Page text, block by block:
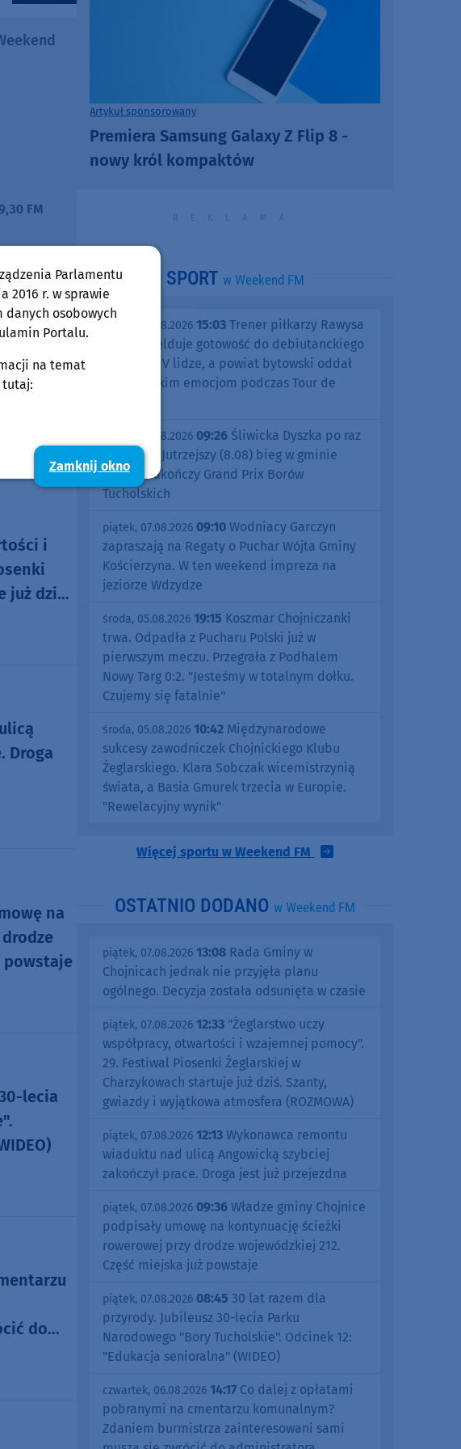
FM
przyjęła
w
i
już dziś.
Droga
na
powstaje
lecia
do
Artykuł sponsorowany
Premiera Samsung Galaxy Z Flip 8 -
nowy król kompaktów
SPORT w Weekend FM
piątek, 07.08.2026 15:03 Trener piłkarzy Rawysa
Raciąż melduje gotowość do debiutanckiego
sezonu w IV lidze, a powiat bytowski oddał
się kolarskim emocjom podczas Tour de
piątek, 07.08.2026 09:26 Śliwicka Dyszka po raz
dziesiąty. Jutrzejszy (8.08) bieg w gminie
Śliwice zakończy Grand Prix Borów
Tucholskich
piątek, 07.08.2026 09:10 Wodniacy Garczyn
zapraszają na Regaty o Puchar Wójta Gminy
Kościerzyna. W ten weekend impreza na
jeziorze Wdzydze
środa, 05.08.2026 19:15 Koszmar Chojniczanki
trwa. Odpadła z Pucharu Polski już w
pierwszym meczu. Przegrała z Podhalem
Nowy Targ 0:2. "Jesteśmy w totalnym dołku.
Czujemy się fatalnie"
środa, 05.08.2026 10:42 Międzynarodowe
sukcesy zawodniczek Chojnickiego Klubu
Żeglarskiego. Klara Sobczak wicemistrzynią
świata, a Basia Gmurek trzecia w Europie.
"Rewelacyjny wynik"
Więcej sportu w Weekend FM
OSTATNIO DODANO w Weekend FM
piątek, 07.08.2026 13:08 Rada Gminy w
Chojnicach jednak nie przyjęła planu
ogólnego. Decyzja została odsunięta w czasie
piątek, 07.08.2026 12:33 "Żeglarstwo uczy
współpracy, otwartości i wzajemnej pomocy".
29. Festiwal Piosenki Żeglarskiej w
Charzykowach startuje już dziś. Szanty,
gwiazdy i wyjątkowa atmosfera (ROZMOWA)
piątek, 07.08.2026 12:13 Wykonawca remontu
wiaduktu nad ulicą Angowicką szybciej
zakończył prace. Droga jest już przejezdna
piątek, 07.08.2026 09:36 Władze gminy Chojnice
podpisały umowę na kontynuację ścieżki
rowerowej przy drodze wojewódzkiej 212.
Część miejska już powstaje
piątek, 07.08.2026 08:45 30 lat razem dla
przyrody. Jubileusz 30-lecia Parku
Narodowego "Bory Tucholskie". Odcinek 12:
"Edukacja senioralna" (WIDEO)
czwartek, 06.08.2026 14:17 Co dalej z opłatami
pobranymi na cmentarzu komunalnym?
Zdaniem burmistrza zainteresowani sami
Parlamentu
2016 r. w sprawie
danych osobowych
Portalu.
na temat
tutaj:
Zamknij okno